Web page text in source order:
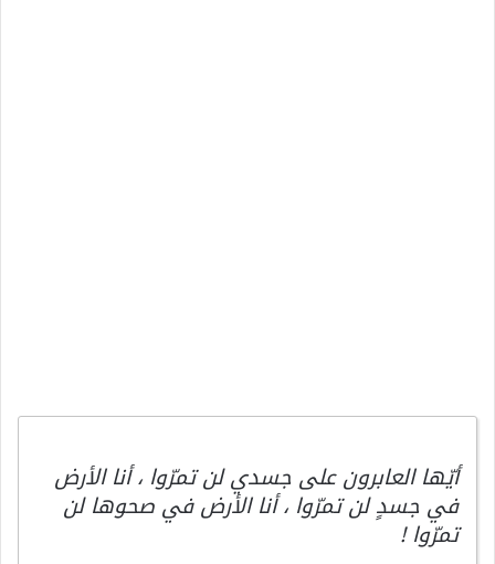
أيّها العابرون على جسدي لن تمرّوا ، أنا الأرض
في جسدٍ لن تمرّوا ، أنا الأرض في صحوها لن
تمرّوا !